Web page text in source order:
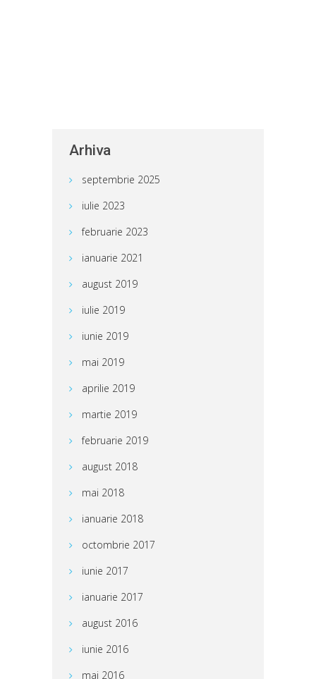
Arhiva
septembrie 2025
iulie 2023
februarie 2023
ianuarie 2021
august 2019
iulie 2019
iunie 2019
mai 2019
aprilie 2019
martie 2019
februarie 2019
august 2018
mai 2018
ianuarie 2018
octombrie 2017
iunie 2017
ianuarie 2017
august 2016
iunie 2016
mai 2016